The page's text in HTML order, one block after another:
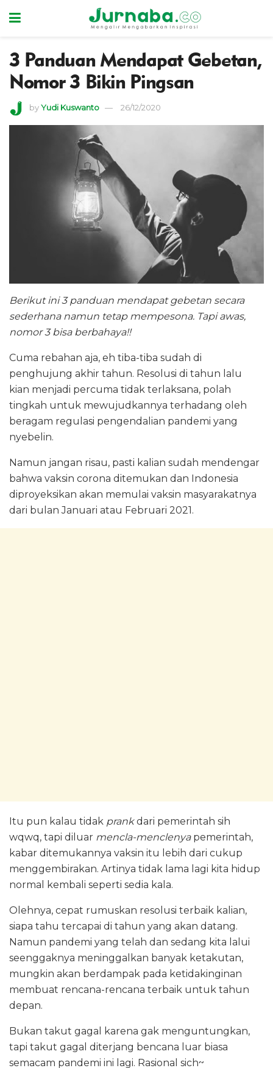
3 Panduan Mendapat Gebetan,
Nomor 3 Bikin Pingsan
byYudi Kuswanto 26/12/2020
Berikut ini 3 panduan mendapat gebetan secara
sederhana namun tetap mempesona. Tapi awas,
nomor 3 bisa berbahaya!!
Cuma rebahan aja, eh tiba-tiba sudah di
penghujung akhir tahun. Resolusi di tahun lalu
kian menjadi percuma tidak terlaksana, polah
tingkah untuk mewujudkannya terhadang oleh
beragam regulasi pengendalian pandemi yang
nyebelin.
Namun jangan risau, pasti kalian sudah mendengar
bahwa vaksin corona ditemukan dan Indonesia
diproyeksikan akan memulai vaksin masyarakatnya
dari bulan Januari atau Februari 2021.
Itu pun kalau tidak prankdari pemerintah sih
wqwq, tapi diluar mencla-menclenyapemerintah,
kabar ditemukannya vaksin itu lebih dari cukup
menggembirakan. Artinya tidak lama lagi kita hidup
normal kembali seperti sedia kala.
Olehnya, cepat rumuskan resolusi terbaik kalian,
siapa tahu tercapai di tahun yang akan datang.
Namun pandemi yang telah dan sedang kita lalui
seenggaknya meninggalkan banyak ketakutan,
mungkin akan berdampak pada ketidakinginan
membuat rencana-rencana terbaik untuk tahun
depan.
Bukan takut gagal karena gak menguntungkan,
tapi takut gagal diterjang bencana luar biasa
semacam pandemi ini lagi. Rasional sich~